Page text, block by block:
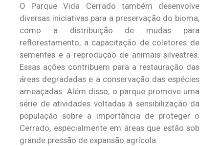
O Parque Vida Cerrado também desenvolve
diversas iniciativas para a preservação do bioma,
como a distribuição de mudas para
reflorestamento, a capacitação de coletores de
sementes e a reprodução de animais silvestres.
Essas ações contribuem para a restauração das
áreas degradadas e a conservação das espécies
ameaçadas. Além disso, o parque promove uma
série de atividades voltadas à sensibilização da
população sobre a importância de proteger o
Cerrado, especialmente em áreas que estão sob
grande pressão de expansão agrícola.